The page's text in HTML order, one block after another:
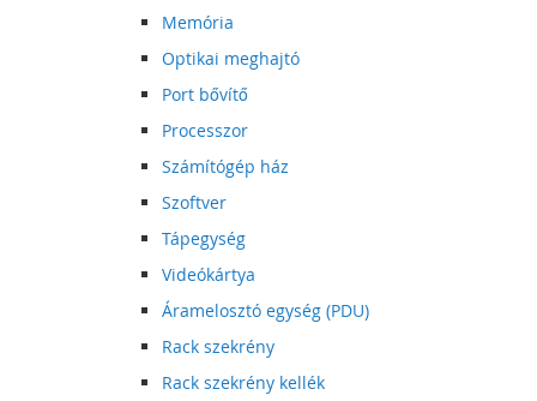
Memória
Optikai meghajtó
Port bővítő
Processzor
Számítógép ház
Szoftver
Tápegység
Videókártya
Áramelosztó egység (PDU)
Rack szekrény
Rack szekrény kellék